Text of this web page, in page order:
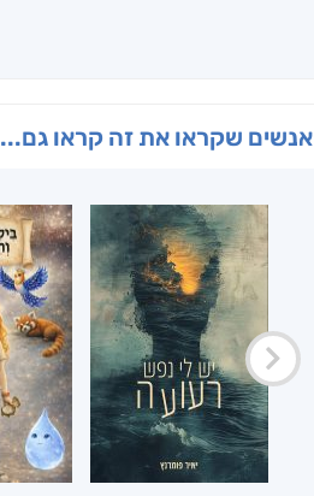
אנשים שקראו את זה קראו גם...